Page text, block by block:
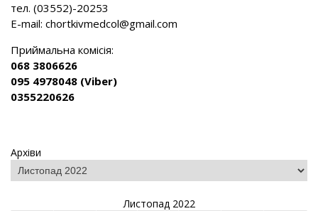
тел. (03552)-20253
E-mail: chortkivmedcol@gmail.com
Приймальна комісія:
068 3806626
095 4978048 (Viber)
0355220626
Архіви
Листопад 2022